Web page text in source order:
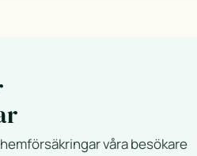
våra besökare